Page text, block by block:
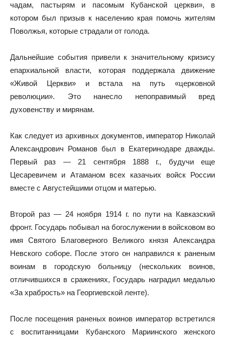
чадам, пастырям и пасомым Кубанской церкви», в
котором был призыв к населению края помочь жителям
Поволжья, которые страдали от голода.
Дальнейшие события привели к значительному кризису
епархиальной власти, которая поддержала движение
«Живой Церкви» и встала на путь «церковной
революции». Это нанесло непоправимый вред
духовенству и мирянам.
Как следует из архивных документов, император Николай
Александрович Романов был в Екатеринодаре дважды.
Первый раз — 21 сентября 1888 г., будучи еще
Цесаревичем и Атаманом всех казачьих войск России
вместе с Августейшими отцом и матерью.
Второй раз — 24 ноября 1914 г. по пути на Кавказский
фронт. Государь побывал на богослужении в войсковом во
имя Святого Благоверного Великого князя Александра
Невского соборе. После этого он направился к раненым
воинам в городскую больницу (нескольких воинов,
отличившихся в сражениях, Государь наградил медалью
«За храбрость» на Георгиевской ленте).
После посещения раненых воинов император встретился
с воспитанницами Кубанского Мариинского женского